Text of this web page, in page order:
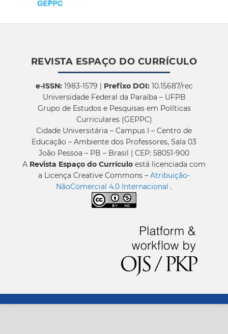
REVISTA ESPAÇO DO CURRÍCULO
e-ISSN:1983-1579 | Prefixo DOI:10.15687/rec
Universidade Federal da Paraíba – UFPB
Grupo de Estudos e Pesquisas em Políticas
Curriculares (GEPPC)
Cidade Universitária – Campus I – Centro de
Educação – Ambiente dos Professores, Sala 03
João Pessoa – PB – Brasil | CEP: 58051-900
A Revista Espaço do Currículo está licenciada com
a Licença Creative Commons – Atribuição-
NãoComercial 4.0 Internacional .